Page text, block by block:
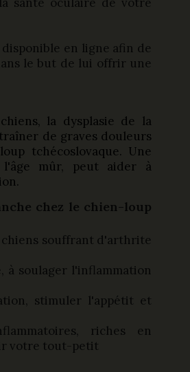
disponible en ligne afin de
le but de lui offrir une
la dysplasie de la
de graves douleurs
tchécoslovaque. Une
l'âge mûr, peut aider à
chez le chien-loup
chiens souffrant d'arthrite
à soulager l'inflammation
stimuler l'appétit et
riches en
votre tout-petit